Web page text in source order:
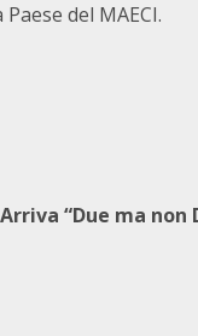
del MAECI.
Arriva “Due ma non